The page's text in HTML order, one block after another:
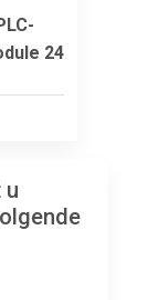
24
u